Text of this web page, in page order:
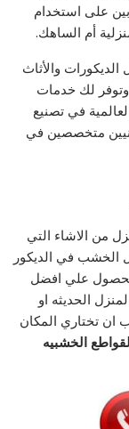
على استخدام
أم الساهك.
والأثاث
وتوفر لك خدمات
في تصنيع
متخصصين في
من الاشاء التي
الخشب في الديكور
للحصول علي افضل
الحديثه او
ان تختاري المكان
الخشبيه